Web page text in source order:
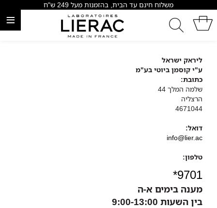
משלוח חינם עד הבית, בהזמנות מעל 249 ש"ח
≡
ליראק ישראל
ע"י קוסמן ביוטי בע"מ
כתובת:
שלמה המלך 44
הרצליה
4671044
דואל:
info@lier.ac
טלפון:
*9701
מענה בימים א-ה
בין השעות 9:00-13:00